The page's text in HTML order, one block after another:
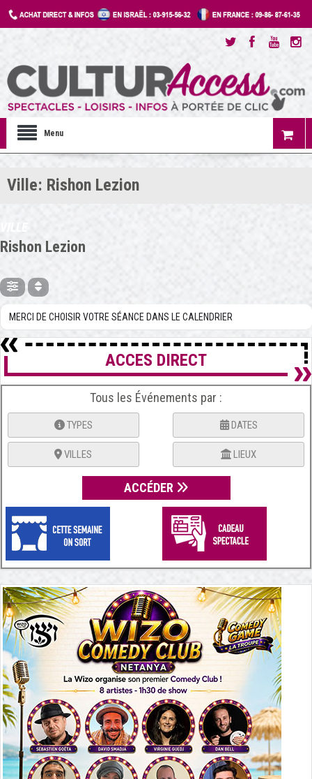
Menu
Ville: Rishon Lezion
VILLE
Rishon Lezion
MERCI DE CHOISIR VOTRE SÉANCE DANS LE CALENDRIER
ACCES DIRECT
Tous les Événements par :
TYPES DATES
VILLES LIEUX
ACCÉDER